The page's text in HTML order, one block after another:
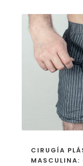
CIRUGÍA
MASCULINA: